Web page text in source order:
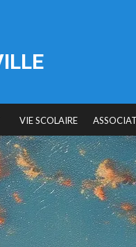
VIE SCOLAIRE